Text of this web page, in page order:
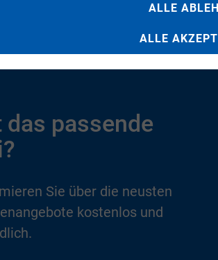
das passende
Sie über die neusten
kostenlos und
ALLE
ALLE